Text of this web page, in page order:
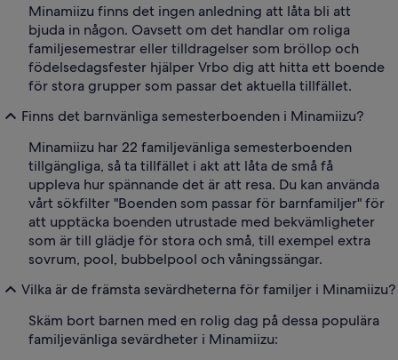
Minamiizu finns det ingen anledning att låta bli att
bjuda in någon. Oavsett om det handlar om roliga
familjesemestrar eller tilldragelser som bröllop och
födelsedagsfester hjälper Vrbo dig att hitta ett boende
för stora grupper som passar det aktuella tillfället.
Finns det barnvänliga semesterboenden i Minamiizu?
Minamiizu har 22 familjevänliga semesterboenden
tillgängliga, så ta tillfället i akt att låta de små få
uppleva hur spännande det är att resa. Du kan använda
vårt sökfilter "Boenden som passar för barnfamiljer" för
att upptäcka boenden utrustade med bekvämligheter
som är till glädje för stora och små, till exempel extra
sovrum, pool, bubbelpool och våningssängar.
Vilka är de främsta sevärdheterna för familjer i Minamiizu?
Skäm bort barnen med en rolig dag på dessa populära
familjevänliga sevärdheter i Minamiizu: